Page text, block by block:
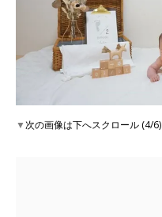
▼次の画像は下へスクロール (4/6)